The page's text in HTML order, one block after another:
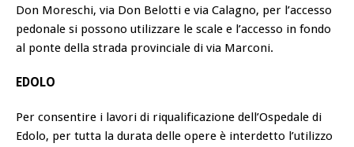
Don Moreschi, via Don Belotti e via Calagno, per l’accesso
pedonale si possono utilizzare le scale e l’accesso in fondo
al ponte della strada provinciale di via Marconi.
EDOLO
Per consentire i lavori di riqualificazione dell’Ospedale di
Edolo, per tutta la durata delle opere è interdetto l’utilizzo